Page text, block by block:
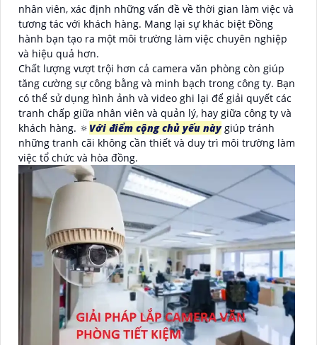
nhân viên, xác định những vấn đề về thời gian làm việc và
tương tác với khách hàng. Mang lại sự khác biệt Đồng
hành bạn tạo ra một môi trường làm việc chuyên nghiệp
và hiệu quả hơn.
Chất lượng vượt trội hơn cả camera văn phòng còn giúp
tăng cường sự công bằng và minh bạch trong công ty. Bạn
có thể sử dụng hình ảnh và video ghi lại để giải quyết các
tranh chấp giữa nhân viên và quản lý, hay giữa công ty và
khách hàng. 🔅 Với điểm cộng chủ yếu nàygiúp tránh
những tranh cãi không cần thiết và duy trì môi trường làm
việc tổ chức và hòa đồng.